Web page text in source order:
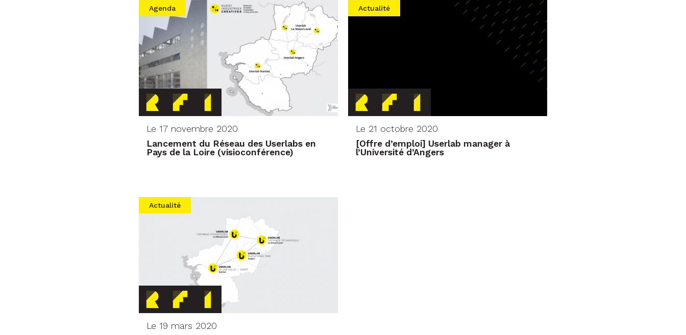
Agenda
Le 17 novembre 2020
Lancement du Réseau des Userlabs en
Pays de la Loire (visioconférence)
Actualité
Le 21 octobre 2020
[Offre d’emploi] Userlab manager à
l’Université d’Angers
Actualité
Le 19 mars 2020